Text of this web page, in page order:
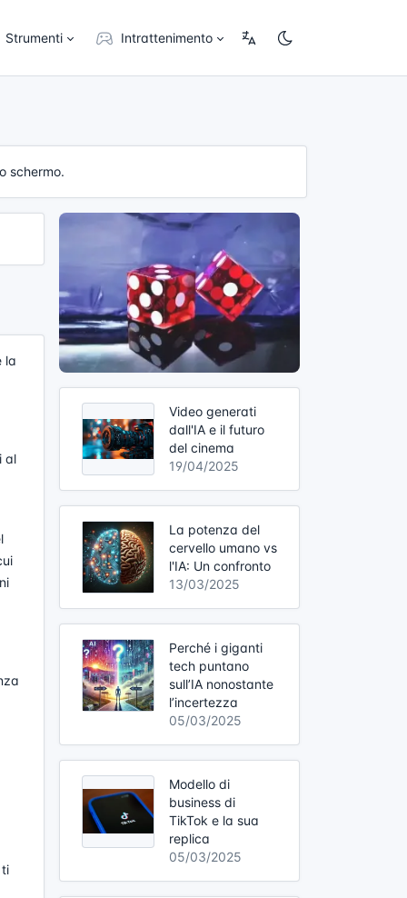
Strumenti Intrattenimento
schermo.
la
al
Video generati
dall'IA e il futuro
del cinema
19/04/2025
La potenza del
cervello umano vs
l'IA: Un confronto
13/03/2025
Perché i giganti
tech puntano
sull’IA nonostante
l’incertezza
05/03/2025
Modello di
business di
TikTok e la sua
replica
05/03/2025